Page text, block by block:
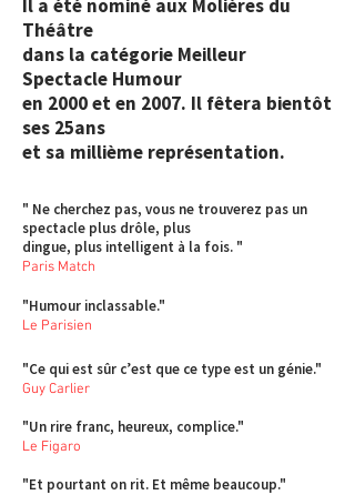
Il a été nominé aux Molières du
Théâtre
dans la catégorie Meilleur
Spectacle Humour
en 2000 et en 2007. Il fêtera bientôt
ses 25ans
et sa millième représentation.
" Ne cherchez pas, vous ne trouverez pas un
spectacle plus drôle, plus
dingue, plus intelligent à la fois. "
Paris Match
"Humour inclassable."
Le Parisien
"Ce qui est sûr c’est que ce type est un génie."
Guy Carlier
"Un rire franc, heureux, complice."
Le Figaro
"Et pourtant on rit. Et même beaucoup."